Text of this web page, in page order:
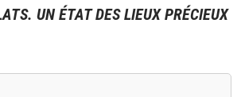
UN ÉTAT DES LIEUX PRÉCIEUX